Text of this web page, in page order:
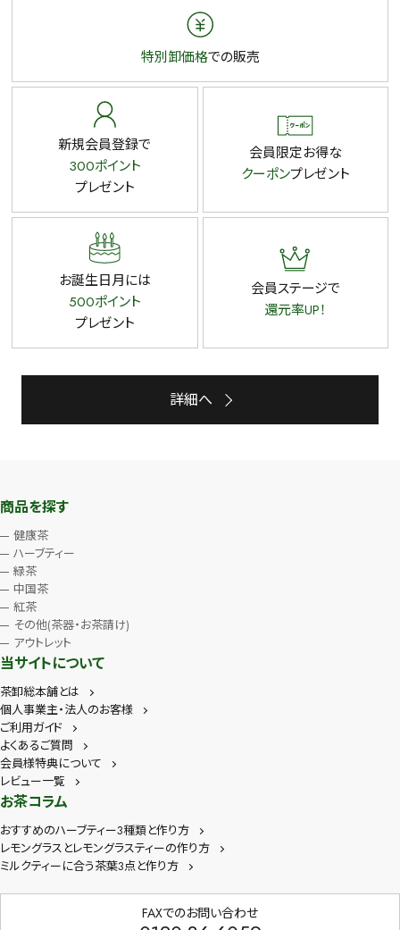
特別卸価格での販売
新規会員登録で
300ポイント
プレゼント
会員限定お得な
クーポンプレゼント
お誕生日月には
500ポイント
プレゼント
会員ステージで
還元率UP！
詳細へ
商品を探す
健康茶
ハーブティー
緑茶
中国茶
紅茶
その他(茶器・お茶請け)
アウトレット
当サイトについて
茶卸総本舗とは
個人事業主・法人のお客様
ご利用ガイド
よくあるご質問
会員様特典について
レビュー一覧
お茶コラム
おすすめのハーブティー3種類と作り方
レモングラスとレモングラスティーの作り方
ミルクティーに合う茶葉3点と作り方
FAXでのお問い合わせ